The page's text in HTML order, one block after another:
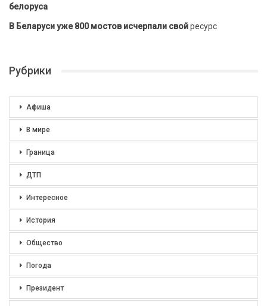
белоруса
В Беларуси уже 800 мостов исчерпали свойресурс
Рубрики
Афиша
В мире
Граница
ДТП
Интересное
История
Общество
Погода
Президент